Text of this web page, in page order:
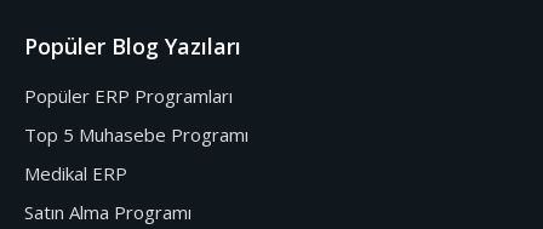
Popüler Blog Yazıları
Popüler ERP Programları
Top 5 Muhasebe Programı
Medikal ERP
Satın Alma Programı